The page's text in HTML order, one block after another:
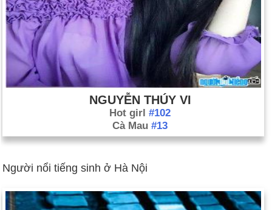
NGUYỄN THÚY VI
Hot girl #102
Cà Mau #13
Người nổi tiếng sinh ở Hà Nội